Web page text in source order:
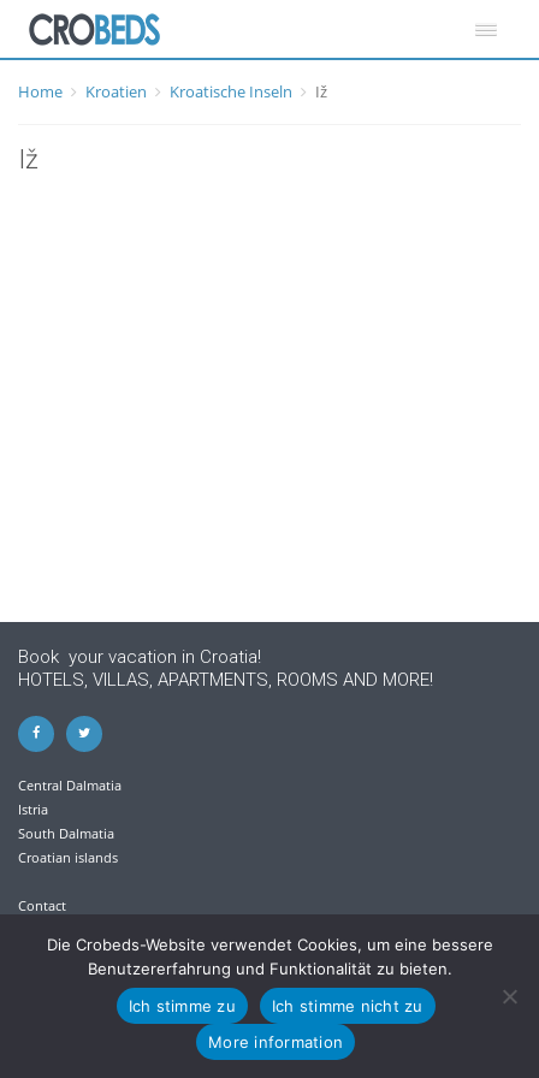
Home Kroatien Kroatische Inseln Iž
Iž
Book your vacation in Croatia!
HOTELS, VILLAS, APARTMENTS, ROOMS AND MORE!
Central Dalmatia
Istria
South Dalmatia
Croatian islands
Contact
+385 21 613 711
info@crobeds.com
Kralja Petra Krešimira IV. 30/1 , 21300 Makarska, Croatia
Die Crobeds-Website verwendet Cookies, um eine bessere
Benutzererfahrung und Funktionalität zu bieten.
Ich stimme zu
Ich stimme nicht zu
More information